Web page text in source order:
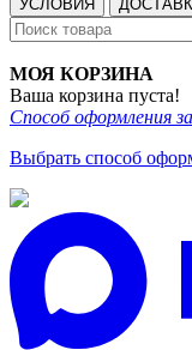
УСЛОВИЯ
МОЯ КОРЗИНА
Ваша корзина пуста!
Способ оформления
Выбрать способ